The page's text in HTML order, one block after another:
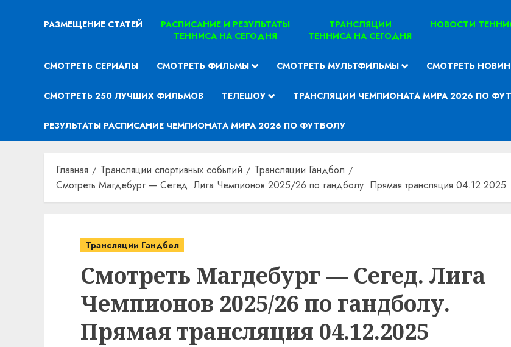
РАЗМЕЩЕНИЕ СТАТЕЙ
РАСПИСАНИЕ И РЕЗУЛЬТАТЫ
ТЕННИСА НА СЕГОДНЯ
ТРАНСЛЯЦИИ
ТЕННИСА НА СЕГОДНЯ
НОВОСТИ
СМОТРЕТЬ СЕРИАЛЫ СМОТРЕТЬ ФИЛЬМЫ СМОТРЕТЬ МУЛЬТФИЛЬМЫ СМОТРЕТЬ
СМОТРЕТЬ 250 ЛУЧШИХ ФИЛЬМОВ ТЕЛЕШОУ ТРАНСЛЯЦИИ ЧЕМПИОНАТА МИРА 2026 ПО
РЕЗУЛЬТАТЫ РАСПИСАНИЕ ЧЕМПИОНАТА МИРА 2026 ПО ФУТБОЛУ
Главная Трансляции спортивных событий
Трансляции Гандбол
Смотреть Магдебург — Сегед. Лига Чемпионов 2025/26 по гандболу. Прямая трансляция 04.12.2025
Трансляции Гандбол
Смотреть Магдебург — Сегед. Лига
Чемпионов 2025/26 по гандболу.
Прямая трансляция 04.12.2025